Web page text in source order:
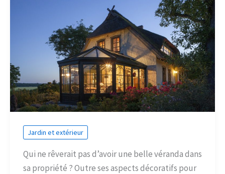
Jardin et extérieur
Qui ne rêverait pas d’avoir une belle véranda dans
sa propriété ? Outre ses aspects décoratifs pour